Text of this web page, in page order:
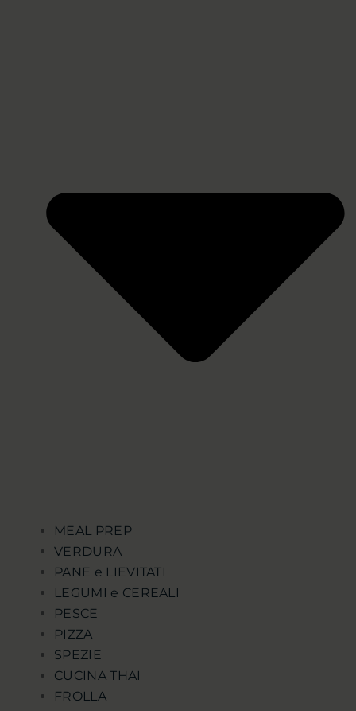
MEAL PREP
VERDURA
PANE e LIEVITATI
LEGUMI e CEREALI
PESCE
PIZZA
SPEZIE
CUCINA THAI
FROLLA